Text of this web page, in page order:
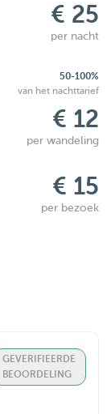
€ 25
per nacht
50-100%
van het nachttarief
€ 12
per wandeling
€ 15
per bezoek
GEVERIFIEERDE
BEOORDELING